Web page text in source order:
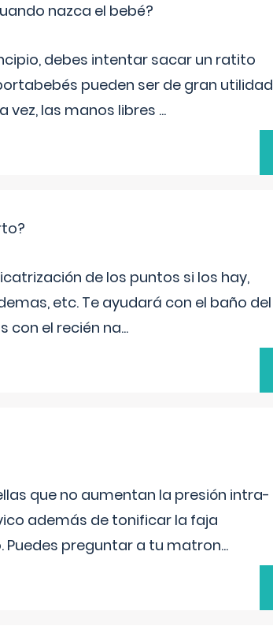
nazca el bebé?
debes intentar sacar un ratito
pueden ser de gran utilidad
vez, las manos libres ...
de los puntos si los hay,
etc. Te ayudará con el baño del
con el recién na...
que no aumentan la presión intra-
además de tonificar la faja
preguntar a tu matron...